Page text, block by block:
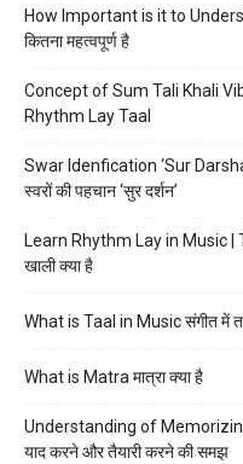
How Important is it to
कितना महत्वपूर्ण है
Concept of Sum Tali Khali
Rhythm Lay Taal
Swar Idenfication ‘Sur
स्वरों की पहचान ‘सुर दर्शन’
Learn Rhythm Lay in Music |
खाली क्या है
What is Taal in Music संगीत में
What is Matra मात्रा क्या है
Understanding of
याद करने और तैयारी करने की समझ